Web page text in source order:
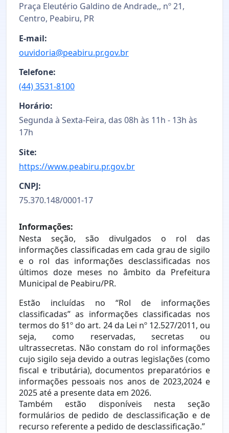
Praça Eleutério Galdino de Andrade,, nº 21,
Centro, Peabiru, PR
E-mail:
ouvidoria@peabiru.pr.gov.br
Telefone:
(44) 3531-8100
Horário:
Segunda à Sexta-Feira, das 08h às 11h - 13h às
17h
Site:
https://www.peabiru.pr.gov.br
CNPJ:
75.370.148/0001-17
Informações:
Nesta seção, são divulgados o rol das
informações classificadas em cada grau de sigilo
e o rol das informações desclassificadas nos
últimos doze meses no âmbito da Prefeitura
Municipal de Peabiru/PR.
Estão incluídas no “Rol de informações
classificadas” as informações classificadas nos
termos do §1º do art. 24 da Lei nº 12.527/2011, ou
seja, como reservadas, secretas ou
ultrassecretas. Não constam do rol informações
cujo sigilo seja devido a outras legislações (como
fiscal e tributária), documentos preparatórios e
informações pessoais nos anos de 2023,2024 e
2025 até a presente data em 2026.
Também estão disponíveis nesta seção
formulários de pedido de desclassificação e de
recurso referente a pedido de desclassificação.”